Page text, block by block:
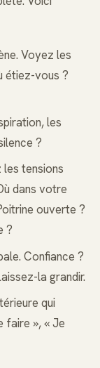
Voyez les
étiez-vous ?
les
?
les tensions
dans votre
ouverte ?
?
Confiance ?
la grandir.
qui
faire », « Je